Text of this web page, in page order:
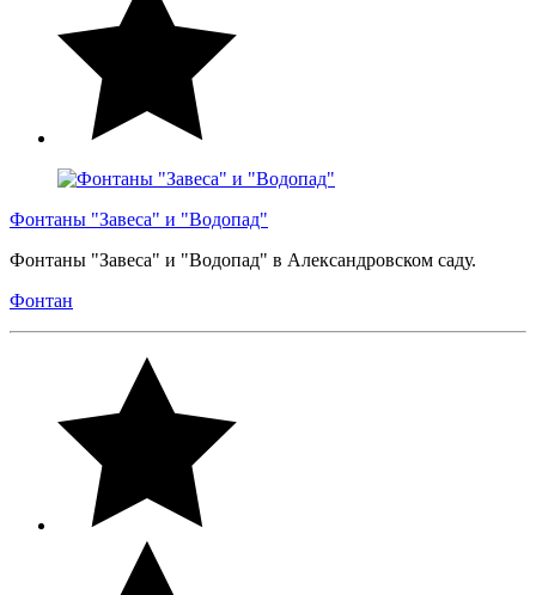
Фонтаны "Завеса" и "Водопад"
Фонтаны "Завеса" и "Водопад" в Александровском саду.
Фонтан